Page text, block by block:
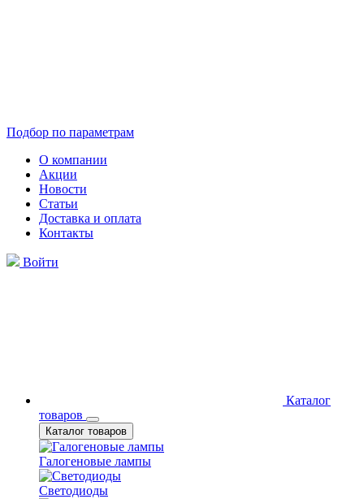
Подбор по параметрам
О компании
Акции
Новости
Статьи
Доставка и оплата
Контакты
Войти
Каталог
товаров
Каталог товаров
Галогеновые лампы
Светодиоды